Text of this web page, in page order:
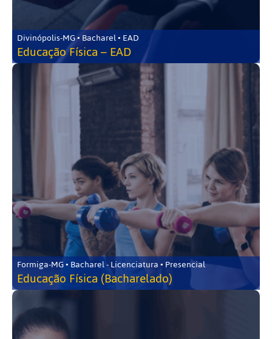
Divinópolis-MG • Bacharel • EAD
Educação Física – EAD
Formiga-MG • Bacharel - Licenciatura • Presencial
Educação Física (Bacharelado)